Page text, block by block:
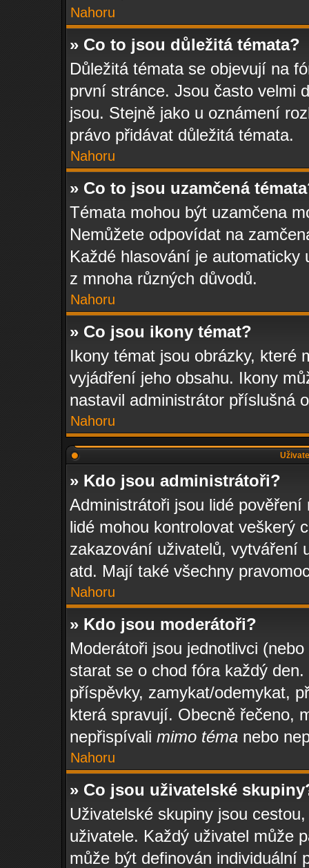
Nahoru
» Co to jsou důležitá témata?
Důležitá témata se objevují na
první stránce. Jsou často velmi
jsou. Stejně jako u oznámení
právo přidávat důležitá témata.
Nahoru
» Co to jsou uzamčená
Témata mohou být uzamčena
Nemůžete odpovídat na
Každé hlasování je
z mnoha různých důvodů.
Nahoru
» Co jsou ikony témat?
Ikony témat jsou obrázky, které
vyjádření jeho obsahu. Ikony
nastavil administrátor příslušná
Nahoru
» Kdo jsou administrátoři?
Administrátoři jsou lidé
lidé mohou kontrolovat veškerý
zakazování uživatelů, vytváření
atd. Mají také všechny
Nahoru
» Kdo jsou moderátoři?
Moderátoři jsou jednotlivci
starat se o chod fóra každý
příspěvky, zamykat/odemykat,
která spravují. Obecně řečeno,
nepřispívali mimo téma nebo
Nahoru
» Co jsou uživatelské
Uživatelské skupiny jsou
uživatele. Každý uživatel může
může být definován individuální